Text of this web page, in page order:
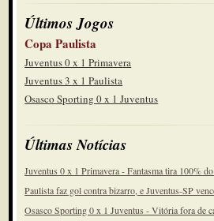
Últimos Jogos
Copa Paulista
Juventus 0 x 1 Primavera
Juventus 3 x 1 Paulista
Osasco Sporting 0 x 1 Juventus
Últimas Notícias
Juventus 0 x 1 Primavera - Fantasma tira 100%
Paulista faz gol contra bizarro, e Juventus-SP
Osasco Sporting 0 x 1 Juventus - Vitória fora de